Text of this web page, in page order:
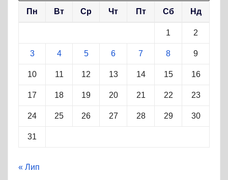
Пн Вт Ср Чт Пт Сб Нд
1 2
3 4 5 6 7 8 9
10 11 12 13 14 15 16
17 18 19 20 21 22 23
24 25 26 27 28 29 30
31
« Лип